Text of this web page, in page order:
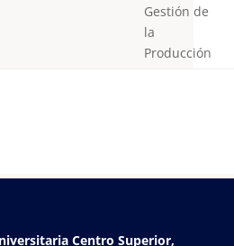
Gestión de
la
Producción
Centro Superior,